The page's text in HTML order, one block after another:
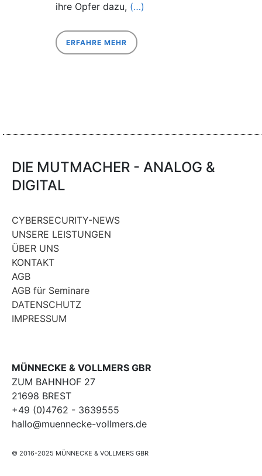
ihre Opfer dazu, (…)
ERFAHRE MEHR
DIE MUTMACHER - ANALOG &
DIGITAL
CYBERSECURITY-NEWS
UNSERE LEISTUNGEN
ÜBER UNS
KONTAKT
AGB
AGB für Seminare
DATENSCHUTZ
IMPRESSUM
MÜNNECKE & VOLLMERS GBR
ZUM BAHNHOF 27
21698 BREST
+49 (0)4762 - 3639555
hallo@muennecke-vollmers.de
© 2016-2025 MÜNNECKE & VOLLMERS GBR